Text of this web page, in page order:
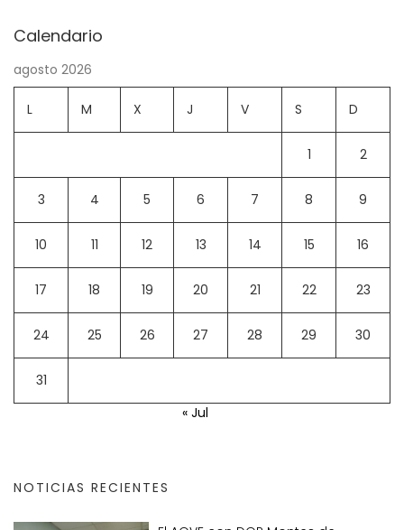
Calendario
agosto 2026
L M X J V S D
1 2
3 4 5 6 7 8 9
10 11 12 13 14 15 16
17 18 19 20 21 22 23
24 25 26 27 28 29 30
31
« Jul
NOTICIAS RECIENTES